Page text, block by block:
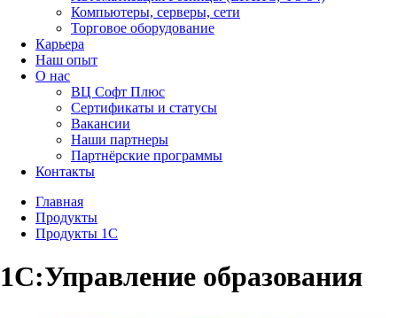
Компьютеры, серверы, сети
Торговое оборудование
Карьера
Наш опыт
О нас
ВЦ Софт Плюс
Сертификаты и статусы
Вакансии
Наши партнеры
Партнёрские программы
Контакты
Главная
Продукты
Продукты 1С
1С:Управление образования